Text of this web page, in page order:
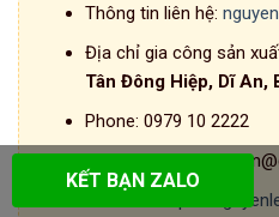
Thông tin liên hệ:
Địa chỉ gia công sản
Tân Đông Hiệp, Dĩ An,
Phone: 0979 10 2222
Email:
https://
KẾT BẠN ZALO